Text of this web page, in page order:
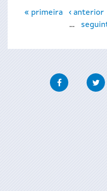
Páginas
« primeira ‹ anterior
…
Facebook